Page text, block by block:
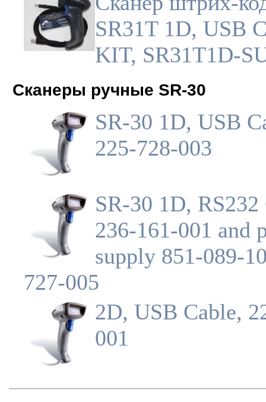
SR31T 1D, USB
KIT, SR31T1D-
Сканеры ручные SR-30
SR-30 1D, USB
225-728-003
SR-30 1D, RS232
236-161-001 and
supply 851-089-
727-005
2D, USB Cable,
001